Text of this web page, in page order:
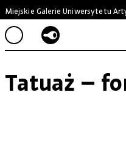
Miejskie Galerie Uniwersytetu
Tatuaż –